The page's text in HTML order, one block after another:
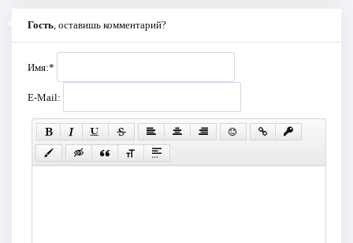
Гость, оставишь комментарий?
Имя:*
E-Mail: